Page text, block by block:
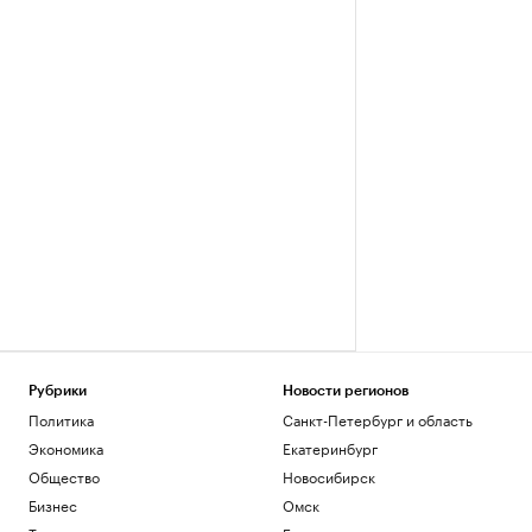
Рубрики
Политика
Экономика
Общество
Бизнес
Новости регионов
Санкт-Петербург и область
Екатеринбург
Новосибирск
Омск